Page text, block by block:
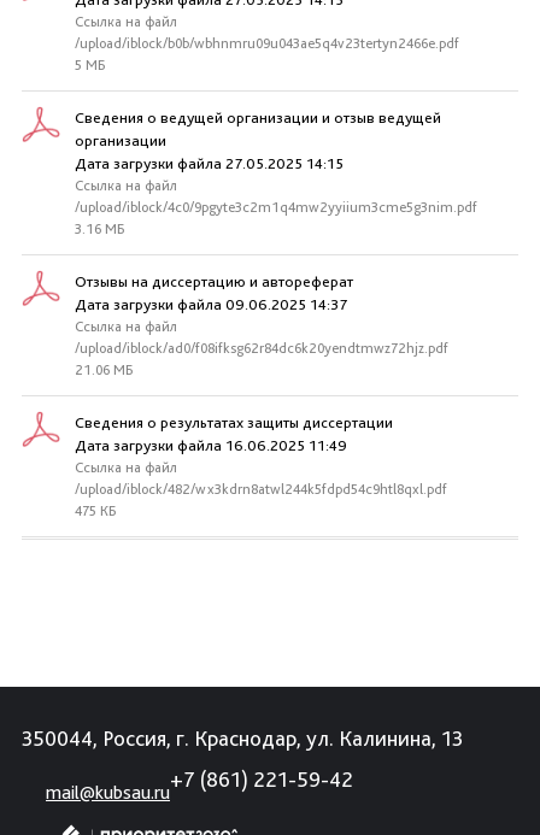
Ссылка на файл
/upload/iblock/b0b/wbhnmru09u043ae5q4v23tertyn2466e.pdf
5 МБ
Сведения о ведущей организации и отзыв ведущей
организации
Дата загрузки файла 27.05.2025 14:15
Ссылка на файл
/upload/iblock/4c0/9pgyte3c2m1q4mw2yyiium3cme5g3nim.pdf
3.16 МБ
Отзывы на диссертацию и автореферат
Дата загрузки файла 09.06.2025 14:37
Ссылка на файл
/upload/iblock/ad0/f08ifksg62r84dc6k20yendtmwz72hjz.pdf
21.06 МБ
Сведения о результатах защиты диссертации
Дата загрузки файла 16.06.2025 11:49
Ссылка на файл
/upload/iblock/482/wx3kdrn8atwl244k5fdpd54c9htl8qxl.pdf
475 КБ
350044, Россия, г. Краснодар, ул. Калинина, 13
mail@kubsau.ru
+7 (861) 221-59-42